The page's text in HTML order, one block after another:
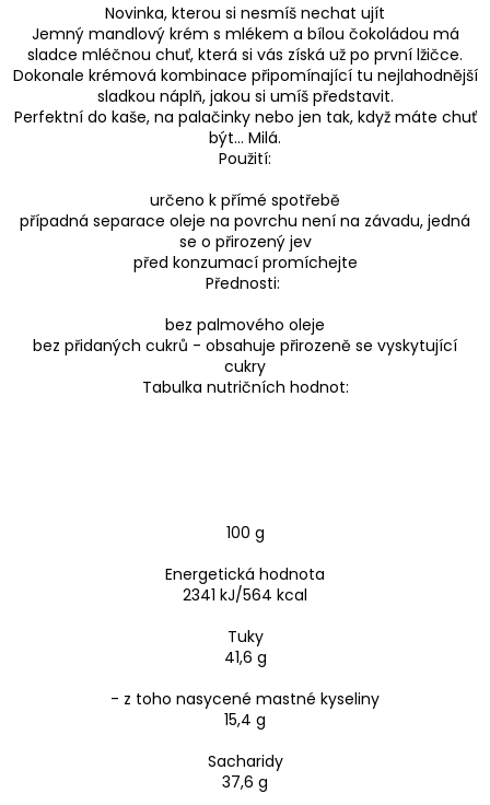
Novinka, kterou si nesmíš nechat ujít
Jemný mandlový krém s mlékem a bílou čokoládou má
sladce mléčnou chuť, která si vás získá už po první lžičce.
Dokonale krémová kombinace připomínající tu nejlahodnější
sladkou náplň, jakou si umíš představit.
Perfektní do kaše, na palačinky nebo jen tak, když máte chuť
být… Milá.
Použití:
určeno k přímé spotřebě
případná separace oleje na povrchu není na závadu, jedná
se o přirozený jev
před konzumací promíchejte
Přednosti:
bez palmového oleje
bez přidaných cukrů - obsahuje přirozeně se vyskytující
cukry
Tabulka nutričních hodnot:
100 g
Energetická hodnota
2341 kJ/564 kcal
Tuky
41,6 g
- z toho nasycené mastné kyseliny
15,4 g
Sacharidy
37,6 g